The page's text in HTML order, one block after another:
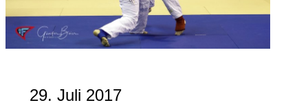
29. Juli 2017